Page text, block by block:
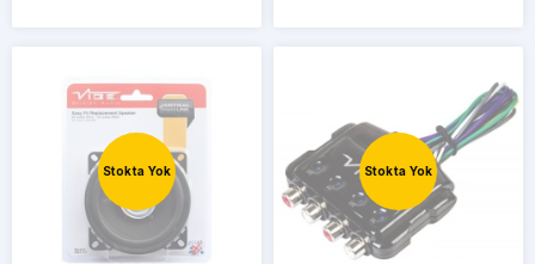
Stokta Yok Stokta Yok